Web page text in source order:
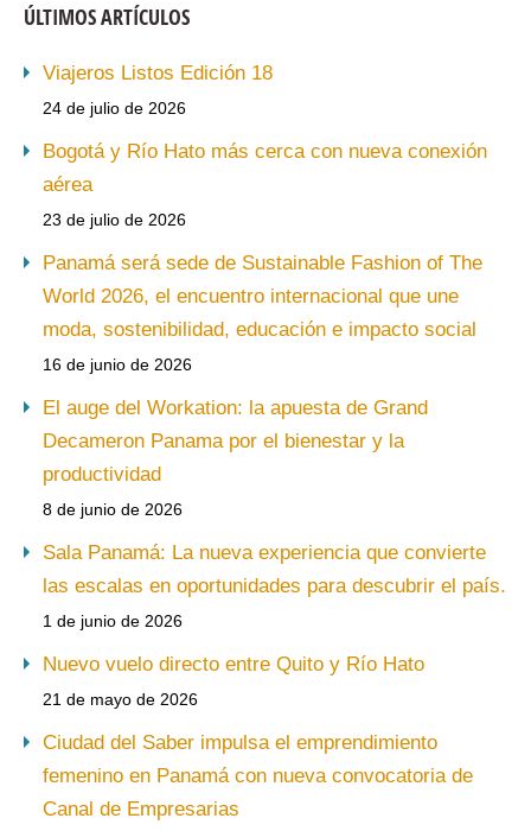
ÚLTIMOS ARTÍCULOS
Viajeros Listos Edición 18
24 de julio de 2026
Bogotá y Río Hato más cerca con nueva conexión
aérea
23 de julio de 2026
Panamá será sede de Sustainable Fashion of The
World 2026, el encuentro internacional que une
moda, sostenibilidad, educación e impacto social
16 de junio de 2026
El auge del Workation: la apuesta de Grand
Decameron Panama por el bienestar y la
productividad
8 de junio de 2026
Sala Panamá: La nueva experiencia que convierte
las escalas en oportunidades para descubrir el país.
1 de junio de 2026
Nuevo vuelo directo entre Quito y Río Hato
21 de mayo de 2026
Ciudad del Saber impulsa el emprendimiento
femenino en Panamá con nueva convocatoria de
Canal de Empresarias